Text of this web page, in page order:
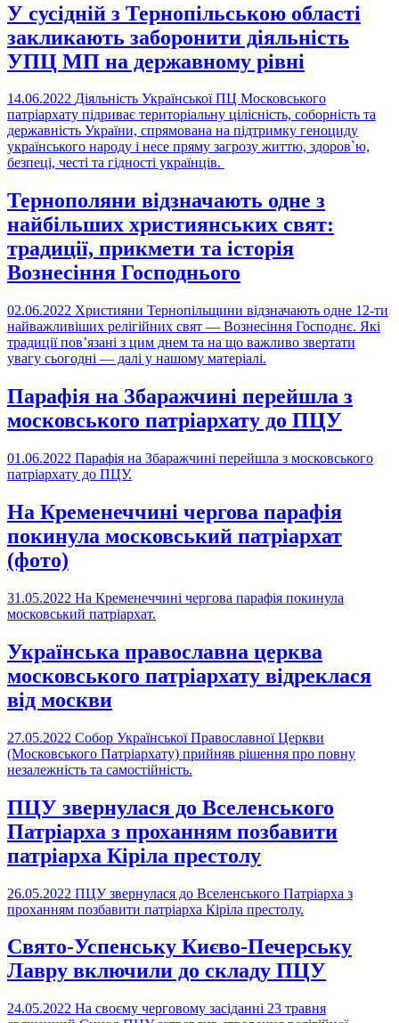
У сусідній з Тернопільською області
закликають заборонити діяльність
УПЦ МП на державному рівні
14.06.2022 Діяльність Української ПЦ Московського
патріархату підриває територіальну цілісність, соборність та
державність України, спрямована на підтримку геноциду
українського народу і несе пряму загрозу життю, здоров`ю,
безпеці, честі та гідності українців.
Тернополяни відзначають одне з
найбільших християнських свят:
традиції, прикмети та історія
Вознесіння Господнього
02.06.2022 Християни Тернопільщини відзначають одне 12-ти
найважливіших релігійних свят — Вознесіння Господнє. Які
традиції пов’язані з цим днем та на що важливо звертати
увагу сьогодні — далі у нашому матеріалі.
Парафія на Збаражчині перейшла з
московського патріархату до ПЦУ
01.06.2022 Парафія на Збаражчині перейшла з московського
патріархату до ПЦУ.
На Кременеччині чергова парафія
покинула московський патріархат
(фото)
31.05.2022 На Кременеччині чергова парафія покинула
московський патріархат.
Українська православна церква
московського патріархату відреклася
від москви
27.05.2022 Собор Української Православної Церкви
(Московського Патріархату) прийняв рішення про повну
незалежність та самостійність.
ПЦУ звернулася до Вселенського
Патріарха з проханням позбавити
патріарха Кіріла престолу
26.05.2022 ПЦУ звернулася до Вселенського Патріарха з
проханням позбавити патріарха Кіріла престолу.
Свято-Успенську Києво-Печерську
Лавру включили до складу ПЦУ
24.05.2022 На своєму черговому засіданні 23 травня